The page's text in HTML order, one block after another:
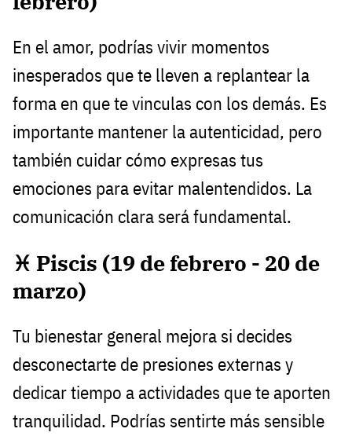
En el amor, podrías vivir momentos
inesperados que te lleven a replantear la
forma en que te vinculas con los demás. Es
importante mantener la autenticidad, pero
también cuidar cómo expresas tus
emociones para evitar malentendidos. La
comunicación clara será fundamental.
♓ Piscis (19 de febrero - 20 de
marzo)
Tu bienestar general mejora si decides
desconectarte de presiones externas y
dedicar tiempo a actividades que te aporten
tranquilidad. Podrías sentirte más sensible